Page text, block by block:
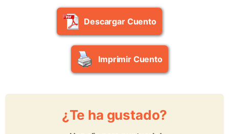
Descargar Cuento
Imprimir Cuento
¿Te ha gustado?